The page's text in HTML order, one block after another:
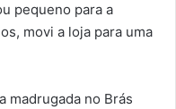
pequeno para a
movi a loja para uma
madrugada no Brás